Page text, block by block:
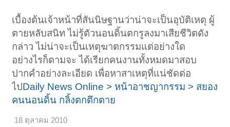
เบื้องต้นเจ้าหน้าที่สันนิษฐานว่าน่าจะเป็นอุบัติเหตุ ผู้
ตายหลับสนิท ไม่รู้ตัวนอนดิ้นตกรูลงมาเสียชีวิตดัง
กล่าว ไม่น่าจะเป็นเหตุฆาตกรรมแต่อย่างใด
อย่างไรก็ตามจะ ได้เรียกคนงานทั้งหมดมาสอบ
ปากคำอย่างละเอียด เพื่อหาสาเหตุที่แน่ชัดต่อ
ไปDaily News Online > หน้าอาชญากรรม > สยอง
คนนอนดิ้น กลิ้งตกตึกตาย
18 ตุลาคม 2010